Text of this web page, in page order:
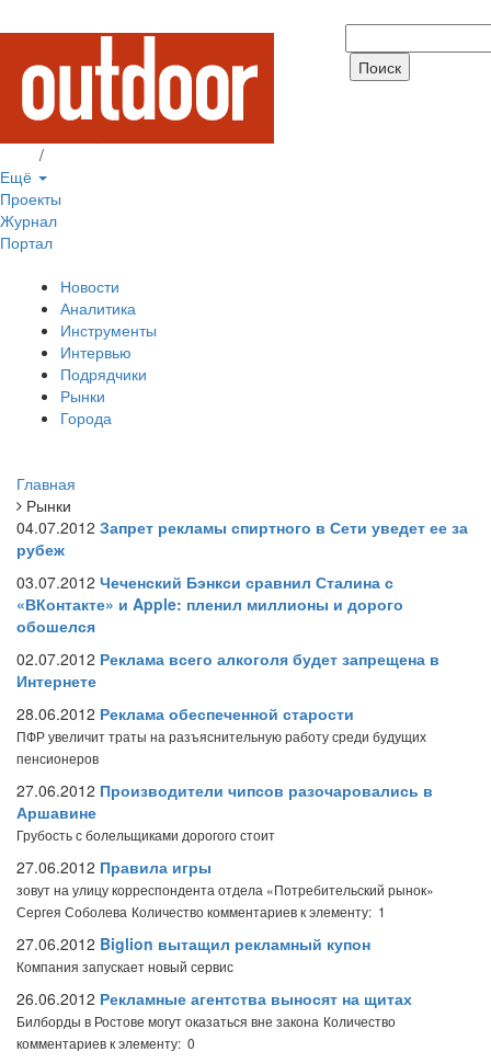
/
Ещё
Проекты
Журнал
Портал
Новости
Аналитика
Инструменты
Интервью
Подрядчики
Рынки
Города
Главная
Рынки
04.07.2012 Запрет рекламы спиртного в Сети уведет ее за
рубеж
03.07.2012 Чеченский Бэнкси сравнил Сталина с
«ВКонтакте» и Apple: пленил миллионы и дорого
обошелся
02.07.2012 Реклама всего алкоголя будет запрещена в
Интернете
28.06.2012 Реклама обеспеченной старости
ПФР увеличит траты на разъяснительную работу среди будущих
пенсионеров
27.06.2012 Производители чипсов разочаровались в
Аршавине
Грубость с болельщиками дорогого стоит
27.06.2012 Правила игры
зовут на улицу корреспондента отдела «Потребительский рынок»
Сергея Соболева Количество комментариев к элементу: 1
27.06.2012 Biglion вытащил рекламный купон
Компания запускает новый сервис
26.06.2012 Рекламные агентства выносят на щитах
Билборды в Ростове могут оказаться вне закона Количество
комментариев к элементу: 0